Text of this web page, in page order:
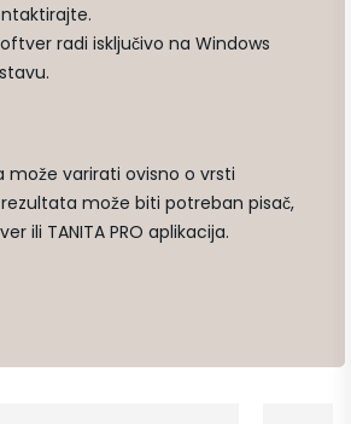
radi isključivo na Windows
može varirati ovisno o vrsti
rezultata može biti potreban pisač,
ili TANITA PRO aplikacija.